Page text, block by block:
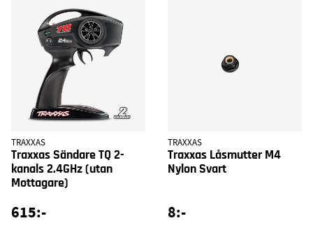
TRAXXAS
Traxxas Sändare TQ 2-
kanals 2.4GHz (utan
Mottagare)
615:-
TRAXXAS
Traxxas Låsmutter M4
Nylon Svart
8:-